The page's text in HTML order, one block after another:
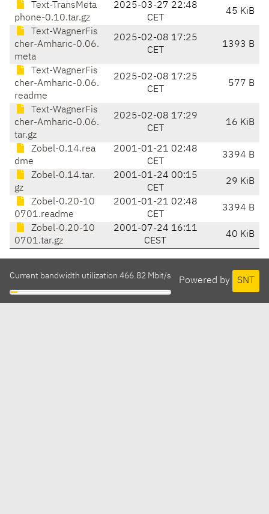
Text-TransMeta
phone-0.10.tar.gz
2025-03-27 22:48
CET
45 KiB
Text-WagnerFis
cher-Amharic-0.06.
meta
2025-02-08 17:25
CET
1393 B
Text-WagnerFis
cher-Amharic-0.06.
readme
2025-02-08 17:25
CET
577 B
Text-WagnerFis
cher-Amharic-0.06.
tar.gz
2025-02-08 17:29
CET
16 KiB
Zobel-0.14.rea
dme
2001-01-21 02:48
CET
3394 B
Zobel-0.14.tar.
gz
2001-01-24 00:15
CET
29 KiB
Zobel-0.20-10
0701.readme
2001-01-21 02:48
CET
3394 B
Zobel-0.20-10
0701.tar.gz
2001-07-24 16:11
CEST
40 KiB
Powered by SNT
Current bandwidth utilization 466.82 Mbit/s